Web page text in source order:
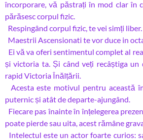
încorporare, vă păstrați în mod clar în
părăsesc corpul fizic.
Respingând corpul fizic, te vei simți liber.
Maestrii Ascensionati te vor duce in
Ei vă va oferi sentimentul complet al
și victoria ta. Și când veți recâștiga un
rapid Victoria Înălțării.
Acesta este motivul pentru această
puternic și atât de departe-ajungând.
Fiecare pas înainte în înțelegerea
poate pierde sau uita, acest rămâne
Intelectul este un actor foarte curios: